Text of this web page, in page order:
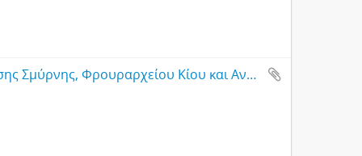
Υπηρεσιακή αλληλογραφία μεταξύ Διοίκησης Σμύρνης, Φρουραρχείου Κίου και Ανώτατου Αντιπροσώπου σχετικά με μετακινήσεις προσφύγων για ανεύρεση εργασίας [2]